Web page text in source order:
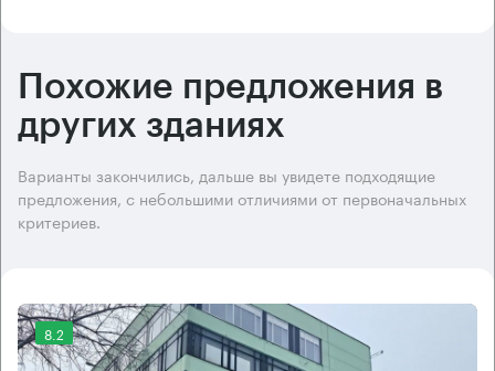
Похожие предложения в
других зданиях
Варианты закончились, дальше вы увидете подходящие
предложения, с небольшими отличиями от первоначальных
критериев.
8.2